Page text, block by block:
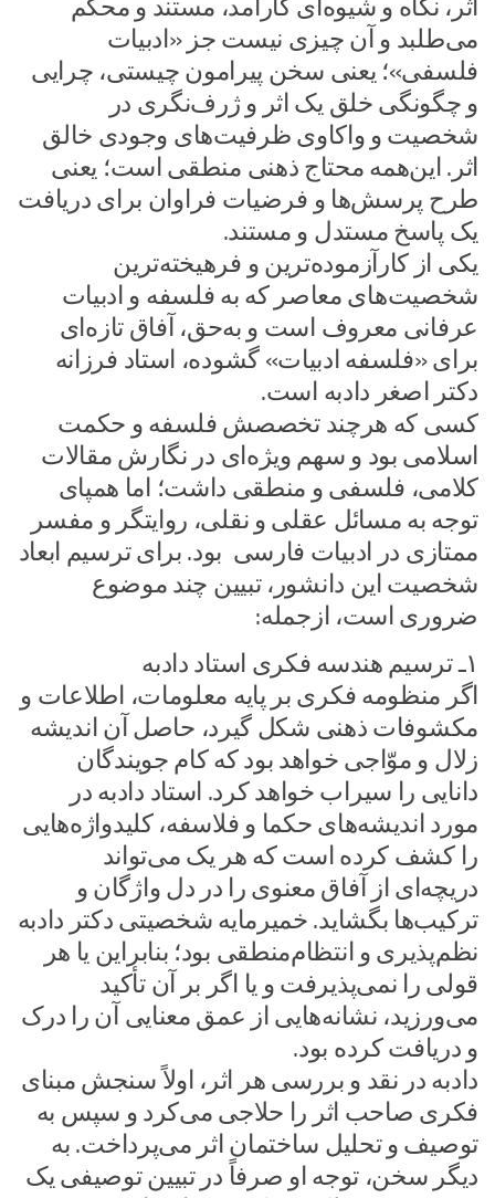
اثر، نگاه و شیوه‌ای کارآمد، مستند و محکم
می‌طلبد و آن چیزی نیست جز «ادبیات
فلسفی»؛ یعنی سخن پیرامون چیستی، چرایی
و چگونگی خلق یک اثر و ژرف‌نگری در
شخصیت و واکاوی ظرفیت‌های وجودی خالق
اثر. این‌همه محتاج ذهنی منطقی است؛ یعنی
طرح پرسش‌ها و فرضیات فراوان برای دریافت
یک پاسخ مستدل و مستند.
یکی از کارآزموده‌ترین و فرهیخته‌ترین
شخصیت‌های معاصر که به فلسفه و ادبیات
عرفانی معروف است و به‌حق، آفاق تازه‌ای
برای «فلسفه ادبیات» گشوده، استاد فرزانه
دکتر اصغر دادبه است.
کسی که هرچند تخصصش فلسفه و حکمت
اسلامی بود و سهم ویژه‌ای در نگارش مقالات
کلامی، فلسفی و منطقی داشت؛ اما همپای
توجه به مسائل عقلی و نقلی، روایتگر و مفسر
ممتازی در ادبیات فارسی بود. برای ترسیم ابعاد
شخصیت این دانشور، تبیین چند موضوع
ضروری است، ازجمله:
۱ـ ترسیم هندسه فکری استاد دادبه
اگر منظومه فکری بر پایه معلومات، اطلاعات و
مکشوفات ذهنی شکل گیرد، حاصل آن اندیشه
زلال و موّاجی خواهد بود که کام جویندگان
دانایی را سیراب خواهد کرد. استاد دادبه در
مورد اندیشه‌های حکما و فلاسفه، کلیدواژه‌هایی
را کشف کرده است که هر یک می‌تواند
دریچه‌ای از آفاق معنوی را در دل واژگان و
ترکیب‌ها بگشاید. خمیرمایه شخصیتی دکتر دادبه
نظم‌پذیری و انتظام‌منطقی بود؛ بنابراین یا هر
قولی را نمی‌پذیرفت و یا اگر بر آن تأکید
می‌ورزید، نشانه‌هایی از عمق معنایی آن را درک
و دریافت کرده بود.
دادبه در نقد و بررسی هر اثر، اولاً سنجش مبنای
فکری صاحب اثر را حلاجی می‌کرد و سپس به
توصیف و تحلیل ساختمان اثر می‌پرداخت. به
دیگر سخن، توجه او صرفاً در تبیین توصیفی یک